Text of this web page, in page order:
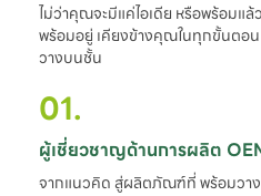
ไม่ว่าคุณจะมีแค่ไอเดีย หรือพร้อมแ
พร้อมอยู่ เคียงข้างคุณในทุกขั้นตอ
วางบนชั้น
01.
ผู้เชี่ยวชาญด้านการผลิต
จากแนวคิด สู่ผลิตภัณฑ์ที่ พร้อมวาง